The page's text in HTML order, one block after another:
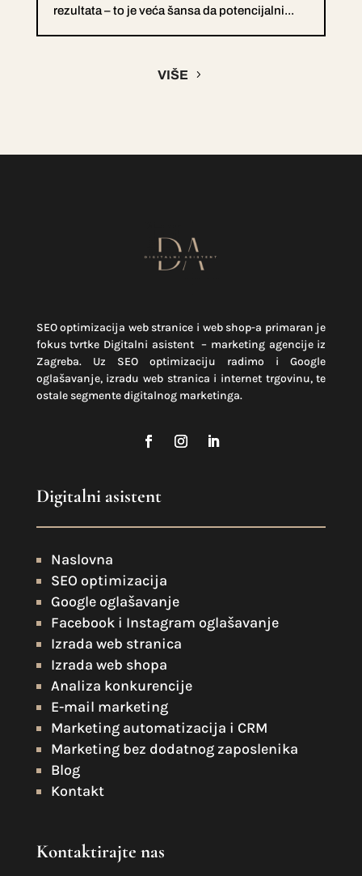
rezultata – to je veća šansa da potencijalni...
VIŠE
SEO optimizacija web stranice i web shop-a primaran je
fokus tvrtke Digitalni asistent – marketing agencije iz
Zagreba. Uz SEO optimizaciju radimo i Google
oglašavanje, izradu web stranica i internet trgovinu, te
ostale segmente digitalnog marketinga.
Digitalni asistent
Naslovna
SEO optimizacija
Google oglašavanje
Facebook i Instagram oglašavanje
Izrada web stranica
Izrada web shopa
Analiza konkurencije
E-mail marketing
Marketing automatizacija i CRM
Marketing bez dodatnog zaposlenika
Blog
Kontakt
Kontaktirajte nas